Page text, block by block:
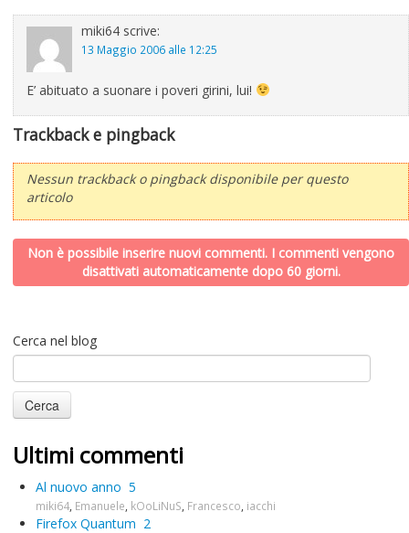
miki64 scrive:
13 Maggio 2006 alle 12:25
E’ abituato a suonare i poveri girini, lui!
Trackback e pingback
Nessun trackback o pingback disponibile per questo
articolo
Non è possibile inserire nuovi commenti. I commenti vengono
disattivati automaticamente dopo 60 giorni.
Cerca nel blog
Ultimi commenti
Al nuovo anno 5
miki64 Emanuele kOoLiNuS Francesco iacchi
Firefox Quantum 2